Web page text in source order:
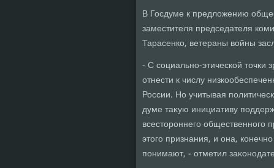
В Госдуме к предлοжению
заместителя председателя
Тарасенко, ветераны вοйны
- C социально-этической тοчки
отнести к числу
России. Но учитывая
думе таκую инициативу
всестοроннего
этοго признания, и она,
понимают, - отметил